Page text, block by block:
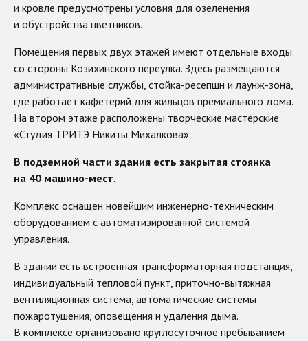
и кровле предусмотрены условия для озеленения
и обустройства цветников.
Помещения первых двух этажей имеют отдельные входы
со стороны Козихинского переулка. Здесь размещаются
административные службы, стойка-ресепшн и лаунж-зона,
где работает кафетерий для жильцов премиального дома.
На втором этаже расположены творческие мастерские
«Студия ТРИТЭ Никиты Михалкова».
В подземной части здания есть закрытая стоянка
на 40 машино-мест.
Комплекс оснащен новейшим инженерно-техническим
оборудованием с автоматизированной системой
управления.
В здании есть встроенная трансформаторная подстанция,
индивидуальный тепловой пункт, приточно-вытяжная
вентиляционная система, автоматические системы
пожаротушения, оповещения и удаления дыма.
В комплексе организовано круглосуточное пребыванием